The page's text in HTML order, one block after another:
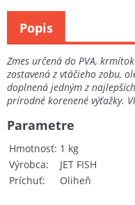
Zmes určená do PVA,
zostavená z vtáčieho zobu,
doplnená jedným z
prírodné korenené výťažky.
Hmotnosť 1 kg
Výrobca
JET FISH
Príchuť
Oliheň
Parametre
Popis